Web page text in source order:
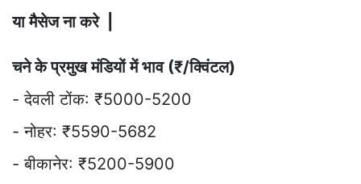
या मैसेज ना करे |
चने के प्रमुख मंडियों में भाव (₹/क्विंटल)
- देवली टोंक: ₹5000-5200
- नोहर: ₹5590-5682
- बीकानेर: ₹5200-5900